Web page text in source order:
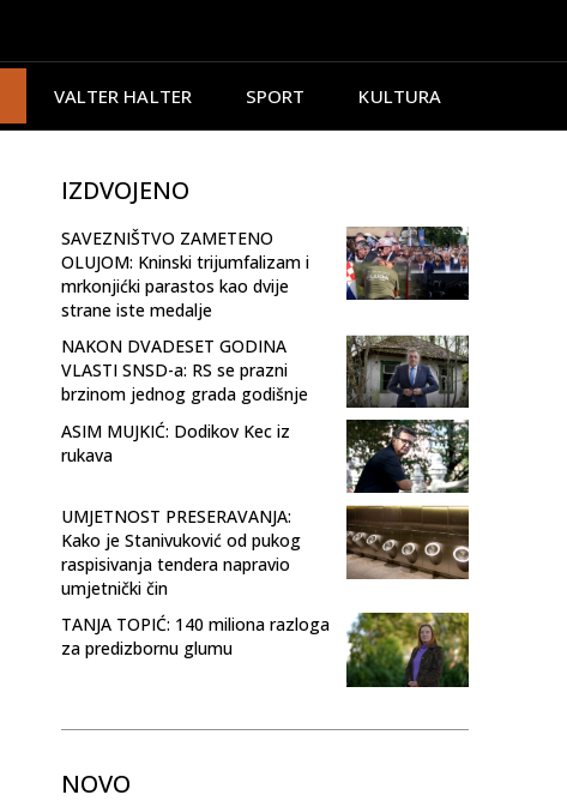
VALTER HALTER SPORT KULTURA
IZDVOJENO
SAVEZNIŠTVO ZAMETENO
OLUJOM: Kninski trijumfalizam i
mrkonjićki parastos kao dvije
strane iste medalje
NAKON DVADESET GODINA
VLASTI SNSD-a: RS se prazni
brzinom jednog grada godišnje
ASIM MUJKIĆ: Dodikov Kec iz
rukava
UMJETNOST PRESERAVANJA:
Kako je Stanivuković od pukog
raspisivanja tendera napravio
umjetnički čin
TANJA TOPIĆ: 140 miliona razloga
za predizbornu glumu
NOVO